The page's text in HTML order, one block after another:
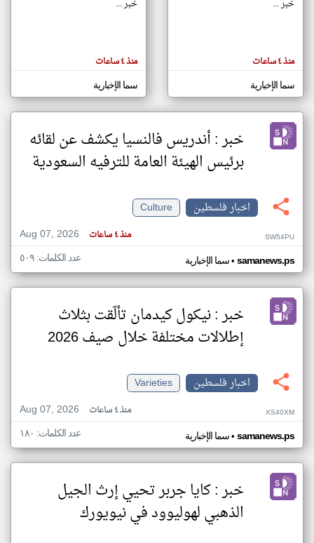
مصادر الأخبار من فلسطين
اخبار فلسطين على مدار الساعة
أهم اخبار فلسطين العاجلة والمباشرة
المقالات
هنا عن
وجهة
كاتبيها.
خبر ...
منذ ٤ ساعات
سما الإخبارية
خبر ...
منذ ٤ ساعات
سما الإخبارية
خبر : أندريس فالنسيا يكشف عن لقائه
برئيس الهيئة العامة للترفيه السعودية
اخبار فلسطين
Culture
Aug 07, 2026
منذ ٤ ساعات SW54PU
سما الإخبارية• samanews.ps عدد الكلمات: ٥٠٩
خبر : نيكول كيدمان تألّقت بثلاث
إطلالات مختلفة خلال صيف 2026
اخبار فلسطين
Varieties
Aug 07, 2026
منذ ٤ ساعات XS40XM
سما الإخبارية• samanews.ps عدد الكلمات: ١٨٠
خبر : كايا جربر تحيي إرث الجيل
الذهبي لهوليوود في نيويورك
klyoum.com